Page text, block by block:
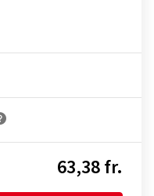
63,38 fr.